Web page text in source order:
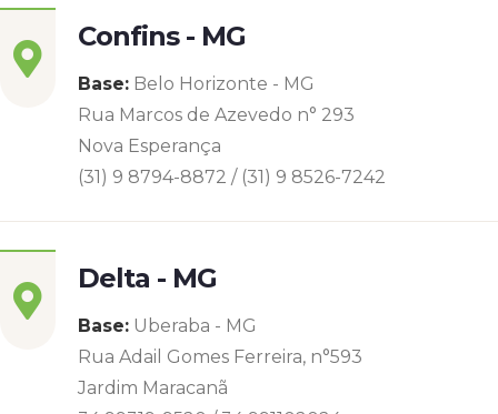
Confins - MG
Base: Belo Horizonte - MG
Rua Marcos de Azevedo n° 293
Nova Esperança
(31) 9 8794-8872 / (31) 9 8526-7242
Delta - MG
Base: Uberaba - MG
Rua Adail Gomes Ferreira, n°593
Jardim Maracanã